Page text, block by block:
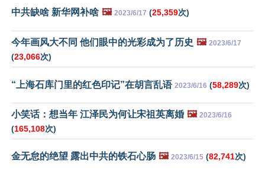
中共缺啥 新华网补啥 🖼️ 2023/6/17 (25,359次)
今年画风大不同 他们眼中的光彩成为了历史 🖼️ 2023/6/17
(23,066次)
“上海石库门里的红色印记”在胡言乱语 2023/6/16 (58,289次)
小笑话：想当年 江泽民为何让宋祖英离婚 🖼️ 2023/6/16
(165,108次)
金无怠的绝望 露出中共的铁石心肠 🖼️ 2023/6/15 (82,741次)